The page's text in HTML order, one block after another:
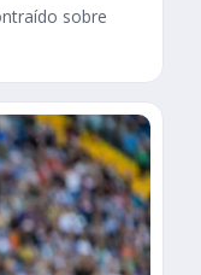
sobre